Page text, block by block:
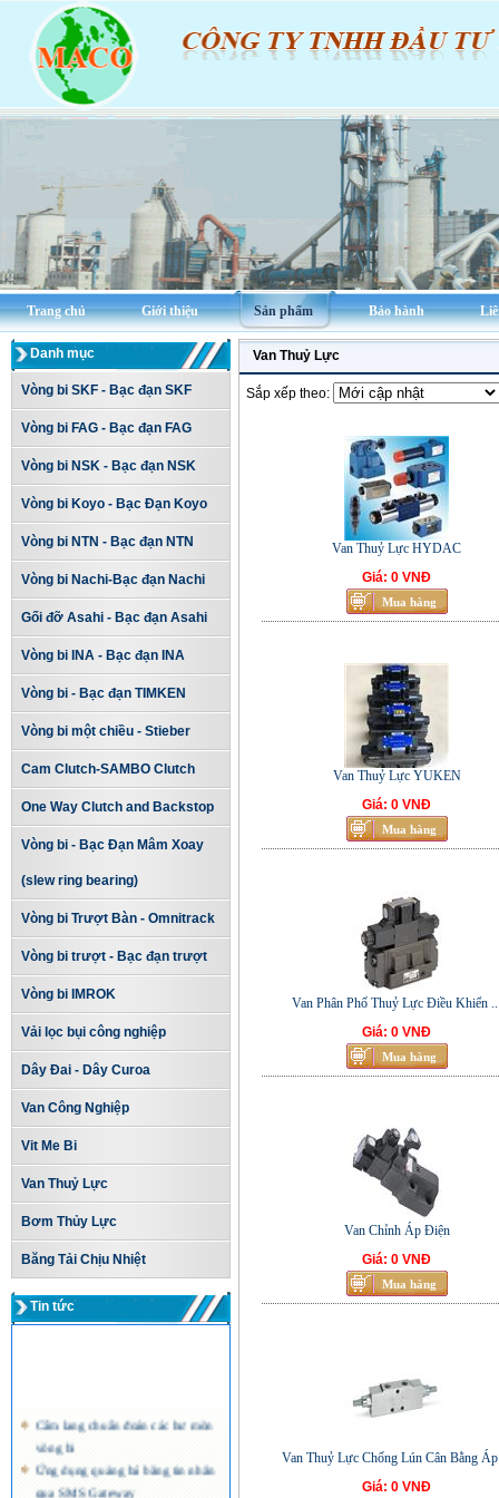
Trang chủ Giới thiệu Sản phẩm Bảo hành
Danh mục
Vòng bi SKF - Bạc đạn SKF
Vòng bi FAG - Bạc đạn FAG
Vòng bi NSK - Bạc đạn NSK
Vòng bi Koyo - Bạc Đạn Koyo
Vòng bi NTN - Bạc đạn NTN
Vòng bi Nachi-Bạc đạn Nachi
Gối đỡ Asahi - Bạc đạn Asahi
Vòng bi INA - Bạc đạn INA
Vòng bi - Bạc đạn TIMKEN
Vòng bi một chiều - Stieber
Cam Clutch-SAMBO Clutch
One Way Clutch and Backstop
Vòng bi - Bạc Đạn Mâm Xoay
(slew ring bearing)
Vòng bi Trượt Bàn - Omnitrack
Vòng bi trượt - Bạc đạn trượt
Vòng bi IMROK
Vải lọc bụi công nghiệp
Dây Đai - Dây Curoa
Van Công Nghiệp
Vit Me Bi
Van Thuỷ Lực
Bơm Thủy Lực
Băng Tải Chịu Nhiệt
Tin tức
Cẩm lang chuẩn đoán các hư mòn
vòng bi
Ứng dụng quảng bá bằng tin nhắn
qua SMS Gateway
Van Thuỷ Lực
Sắp xếp theo:
Van Thuỷ Lực HYDAC
Giá: 0 VNĐ
Van Thuỷ Lực YUKEN
Giá: 0 VNĐ
Van Phân Phố Thuỷ Lực Điều Khiển
Giá: 0 VNĐ
Van Chỉnh Áp Điện
Giá: 0 VNĐ
Van Thuỷ Lực Chống Lún Cân Bằng
Giá: 0 VNĐ